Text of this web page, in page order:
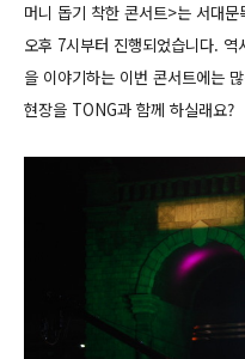
머니 돕기 착한 콘서트>는 서대
오후 7시부터 진행되었습니다.
을 이야기하는 이번 콘서트에는
현장을 TONG과 함께 하실래요?